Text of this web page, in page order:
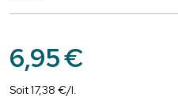
6,95€
Soit17,38 €/l.